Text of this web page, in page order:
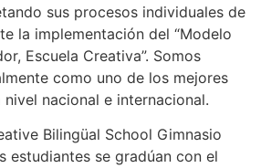
sus procesos individuales de
la implementación del “Modelo
Escuela Creativa”. Somos
como uno de los mejores
nacional e internacional.
Bilingüal School Gimnasio
estudiantes se gradúan con el